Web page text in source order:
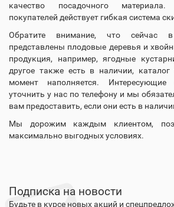
качество посадочного
покупателей действует гибкая система
Обратите внимание, что сейчас
представлены плодовые деревья и
продукция, например, ягодные
другое также есть в наличии,
момент наполняется.
уточнить у нас по телефону и мы
вам предоставить, если они есть в
Мы дорожим каждым клиентом,
максимально выгодных условиях.
Подписка на новости
Будьте в курсе новых акций и